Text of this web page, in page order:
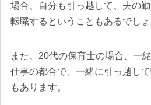
場合、自分も引っ越して、夫の
転職するということもあるでしょ
また、20代の保育士の場合、一
仕事の都合で、一緒に引っ越し
もあります。